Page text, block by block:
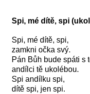
Spi, mé dítě, spi
Spi, mé dítě, spi,
zamkni očka svý.
Pán Bůh bude spáti s
andílci tě ukolébou.
Spi andílku spi,
dítě spi, jen spi.